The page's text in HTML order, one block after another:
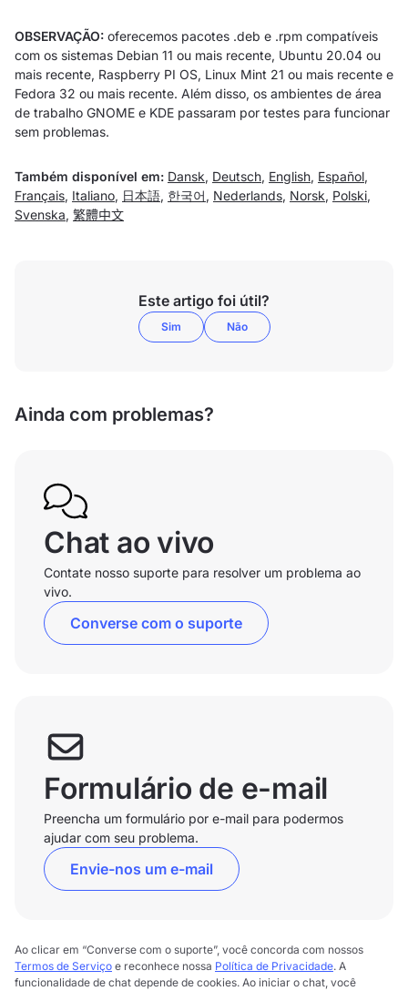
OBSERVAÇÃO: oferecemos pacotes .deb e .rpm compatíveis
com os sistemas Debian 11 ou mais recente, Ubuntu 20.04 ou
mais recente, Raspberry PI OS, Linux Mint 21 ou mais recente e
Fedora 32 ou mais recente. Além disso, os ambientes de área
de trabalho GNOME e KDE passaram por testes para funcionar
sem problemas.
Também disponível em: Dansk, Deutsch, English, Español,
Français, Italiano, 日本語, 한국어 , Nederlands, Norsk, Polski,
Svenska, 繁體中文
Este artigo foi útil?
Sim Não
Ainda com problemas?
Chat ao vivo
Contate nosso suporte para resolver um problema ao
vivo.
Converse com o suporte
Formulário de e-mail
Preencha um formulário por e-mail para podermos
ajudar com seu problema.
Envie-nos um e-mail
Ao clicar em “Converse com o suporte”, você concorda com nossos
Termos de Serviço e reconhece nossa Política de Privacidade. A
funcionalidade de chat depende de cookies. Ao iniciar o chat, você